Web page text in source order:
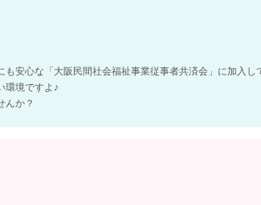
安心な「大阪民間社会福祉事業従事者共済会」に加入し
環境ですよ♪
んか？